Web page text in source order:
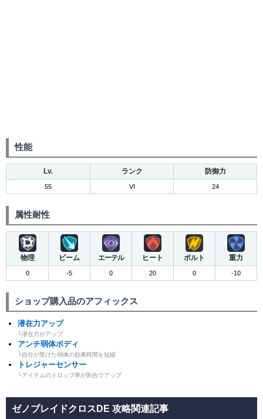
性能
Lv. ランク 防御力
55 VI 24
属性耐性
物理 ビーム エーテル ヒート ボルト 重力
0 -5 0 20 0 -10
ショップ購入品のアフィックス
潜在力アップ
└潜在力がアップ
アンチ弱体ボディ
└自分が受けた弱体の効果時間を短縮
トレジャーセンサー
└アイテムのドロップ率が割合でアップ
ゼノブレイドクロスDE 攻略関連記事